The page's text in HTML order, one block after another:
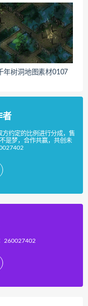
年树洞地图素材0107
者
方约定的比例进行分成，售
是梦，合作共赢，共创未
260027402